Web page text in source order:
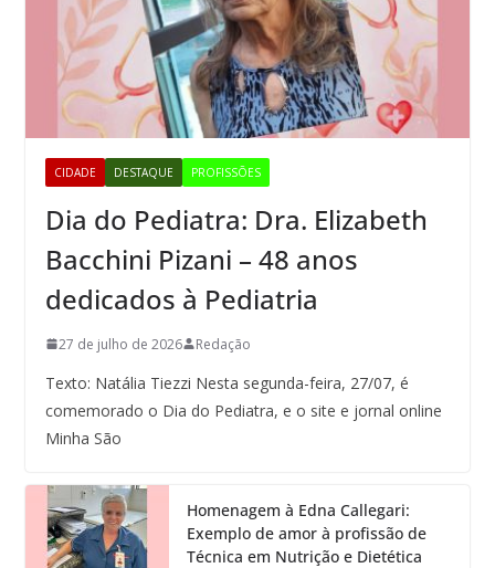
CIDADE DESTAQUE PROFISSÕES
Dia do Pediatra: Dra. Elizabeth
Bacchini Pizani – 48 anos
dedicados à Pediatria
27 de julho de 2026 Redação
Texto: Natália Tiezzi Nesta segunda-feira, 27/07, é
comemorado o Dia do Pediatra, e o site e jornal online
Minha São
Homenagem à Edna Callegari:
Exemplo de amor à profissão de
Técnica em Nutrição e Dietética